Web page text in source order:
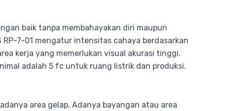
baik tanpa membahayakan diri maupun
7-01 mengatur intensitas cahaya berdasarkan
kerja yang memerlukan visual akurasi tinggi.
adalah 5 fc untuk ruang listrik dan produksi.
area gelap. Adanya bayangan atau area